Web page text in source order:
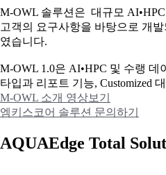
M-OWL 솔루션은 대규모
고객의 요구사항을 바탕으로 개
였습니다.
M-OWL 1.0은 AI•HPC 및 수랭 데
타입과 리포트 기능, Customized
M-OWL 소개 영상보기
엠키스코어 솔루션 문의하기
AQUAEdge Total